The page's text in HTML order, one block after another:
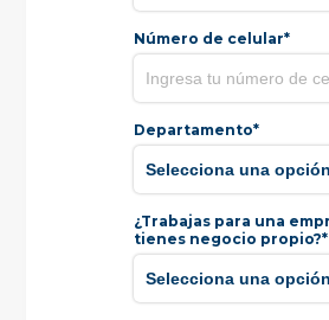
Número de celular*
Departamento*
¿Trabajas para una
tienes negocio propio?*